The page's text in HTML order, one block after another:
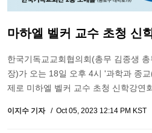
마하엘 벨커 교수 초청 신
한국기독교교회협의회(총무 김종생
장)가 오는 18일 오후 4시 '과학과 종
제로 미하엘 벨커 교수 초청 신학강연
이지수 기자 Oct 05, 2023 12:14 PM KST